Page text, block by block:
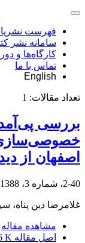
فهرست
سامانه نشر
کارگاه‌ها و
تماس با ما
English
تعداد مقالات: 1
بررسی
خصوصی‌سازی
اصفهان از
2-40، شماره 3، 1388
غلامرضا دین پناه،
مشاهده مقاله
اصل مقاله K